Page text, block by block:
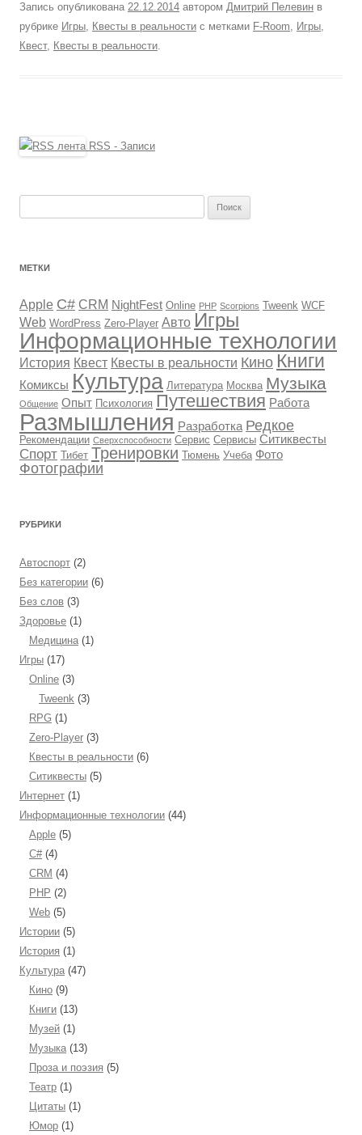
Запись опубликована 22.12.2014 автором Дмитрий Пелевин в
рубрике Игры, Квесты в реальности с метками F-Room, Игры,
Квест, Квесты в реальности.
RSS - Записи
МЕТКИ
Apple C# CRM NightFest Online PHP Scorpions Tweenk WCF
Web WordPress Zero-Player Авто Игры
Информационные технологии
История Квест Квесты в реальности Кино Книги
Комиксы Культура Литература Москва Музыка
Общение Опыт Психология Путешествия Работа
Размышления Разработка Редкое
Рекомендации Сверхспособности Сервис Сервисы Ситиквесты
Спорт Тибет Тренировки Тюмень Учеба Фото
Фотографии
РУБРИКИ
Автоспорт (2)
Без категории (6)
Без слов (3)
Здоровье (1)
Медицина (1)
Игры (17)
Online (3)
Tweenk (3)
RPG (1)
Zero-Player (3)
Квесты в реальности (6)
Ситиквесты (5)
Интернет (1)
Информационные технологии (44)
Apple (5)
C#(4)
CRM (4)
PHP (2)
Web (5)
Истории (5)
История (1)
Культура (47)
Кино (9)
Книги (13)
Музей (1)
Музыка (13)
Проза и поэзия (5)
Театр (1)
Цитаты (1)
Юмор (1)